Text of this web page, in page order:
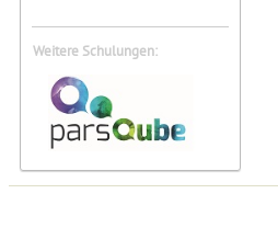
Weitere Schulungen: